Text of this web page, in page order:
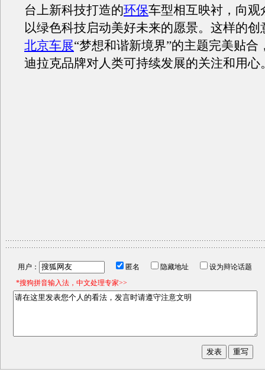
台上新科技打造的环保车型相互映衬，向观
以绿色科技启动美好未来的愿景。这样的创
北京车展“梦想和谐新境界”的主题完美贴合
迪拉克品牌对人类可持续发展的关注和用心
用户： 匿名 隐藏地址
设为辩论话题
*搜狗拼音输入法，中文处理专家>>